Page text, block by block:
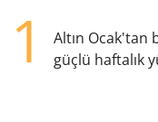
1
Altın Ocak'tan
güçlü haftalık